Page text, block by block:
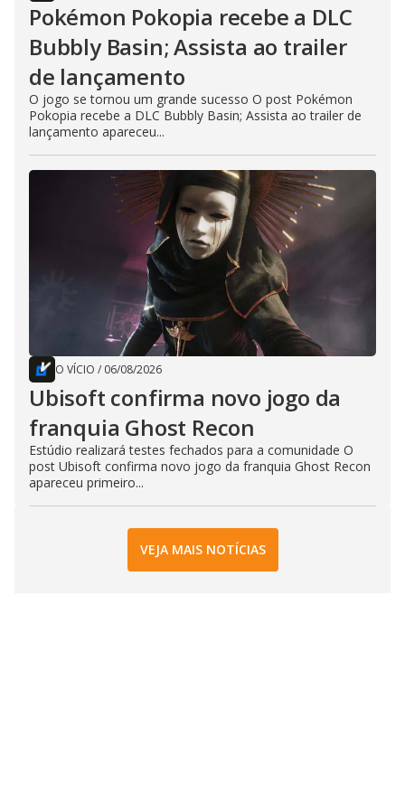
Pokémon Pokopia recebe a DLC
Bubbly Basin; Assista ao trailer
de lançamento
O jogo se tornou um grande sucesso O post Pokémon
Pokopia recebe a DLC Bubbly Basin; Assista ao trailer de
lançamento apareceu...
O VÍCIO / 06/08/2026
Ubisoft confirma novo jogo da
franquia Ghost Recon
Estúdio realizará testes fechados para a comunidade O
post Ubisoft confirma novo jogo da franquia Ghost Recon
apareceu primeiro...
VEJA MAIS NOTÍCIAS